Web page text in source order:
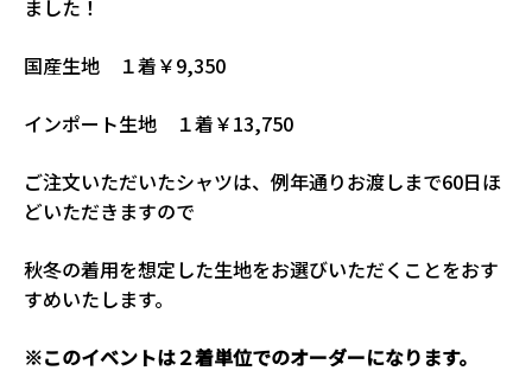
ました！
国産生地 １着￥9,350
インポート生地 １着￥13,750
ご注文いただいたシャツは、例年通りお渡しまで60日ほ
どいただきますので
秋冬の着用を想定した生地をお選びいただくことをおす
すめいたします。
※このイベントは２着単位でのオーダーになります。